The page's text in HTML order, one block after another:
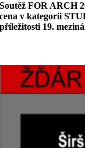
Soutěž FOR ARCH
cena v kategorii
příležitosti 19.